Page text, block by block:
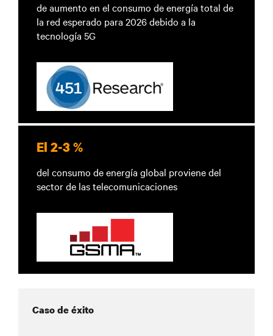
de aumento en el consumo de energía total de
la red esperado para 2026 debido a la
tecnología 5G
El 2-3 %
del consumo de energía global proviene del
sector de las telecomunicaciones
Caso de éxito